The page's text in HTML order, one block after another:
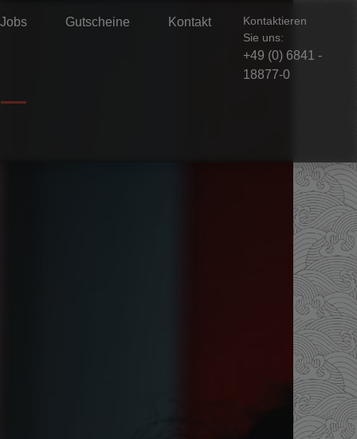
Jobs Gutscheine Kontakt
Kontaktieren
Sie uns:
+49 (0) 6841 -
18877-0